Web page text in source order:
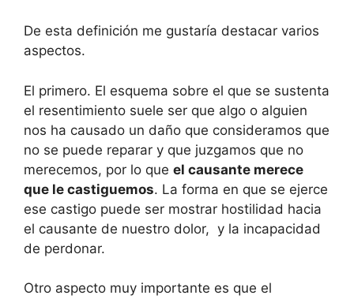
De esta definición me gustaría destacar varios
aspectos.
El primero. El esquema sobre el que se sustenta
el resentimiento suele ser que algo o alguien
nos ha causado un daño que consideramos que
no se puede reparar y que juzgamos que no
merecemos, por lo que el causante merece
que le castiguemos. La forma en que se ejerce
ese castigo puede ser mostrar hostilidad hacia
el causante de nuestro dolor, y la incapacidad
de perdonar.
Otro aspecto muy importante es que el